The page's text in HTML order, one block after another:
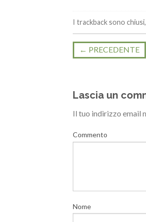
I trackback sono
← PRECEDENTE
Lascia un
Il tuo indirizzo email
Commento
Nome